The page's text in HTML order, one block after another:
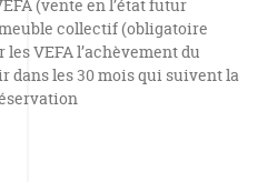
(vente en l’état futur
collectif (obligatoire
les VEFA l’achèvement du
dans les 30 mois qui suivent la